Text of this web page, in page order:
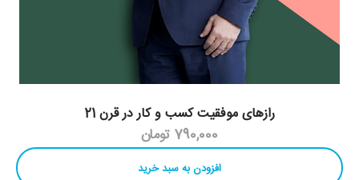
رازهای موفقیت کسب و کار در قرن 21
790,000 تومان
افزودن به سبد خرید